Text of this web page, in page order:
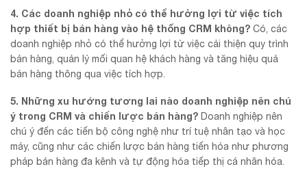
4. Các doanh nghiệp nhỏ có thể hưởng lợi từ việc tích
hợp thiết bị bán hàng vào hệ thống CRM không? Có, các
doanh nghiệp nhỏ có thể hưởng lợi từ việc cải thiện quy trình
bán hàng, quản lý mối quan hệ khách hàng và tăng hiệu quả
bán hàng thông qua việc tích hợp.
5. Những xu hướng tương lai nào doanh nghiệp nên chú
ý trong CRM và chiến lược bán hàng? Doanh nghiệp nên
chú ý đến các tiến bộ công nghệ như trí tuệ nhân tạo và học
máy, cũng như các chiến lược bán hàng tiến hóa như phương
pháp bán hàng đa kênh và tự động hóa tiếp thị cá nhân hóa.